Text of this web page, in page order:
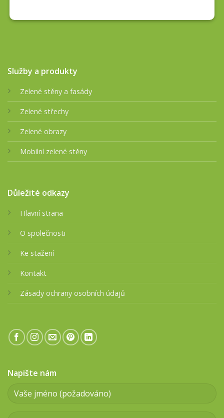
Služby a produkty
Zelené stěny a fasády
Zelené střechy
Zelené obrazy
Mobilní zelené stěny
Důležité odkazy
Hlavní strana
O společnosti
Ke stažení
Kontakt
Zásady ochrany osobních údajů
Napište nám